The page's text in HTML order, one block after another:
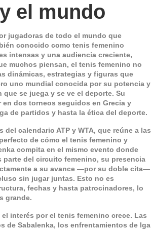
el mundo
jugadoras de todo el mundo que
conocido como tenis femenino
intensas y una audiencia creciente,
muchos piensan, el tenis femenino no
dinámicas, estrategias y figuras que
uno mundial conocida por su potencia y
que se juega y se ve el deporte. Su
dos torneos seguidos en Grecia y
de partidos y hasta la ética del deporte.
calendario ATP y WTA, que reúne a las
de cómo el tenis femenino y
compita en el mismo evento donde
del circuito femenino, su presencia
a su avance —por su doble cita—
sin jugar juntas. Esto no es
fechas y hasta patrocinadores, lo
grande.
interés por el tenis femenino crece. Las
de Sabalenka, los enfrentamientos de Iga